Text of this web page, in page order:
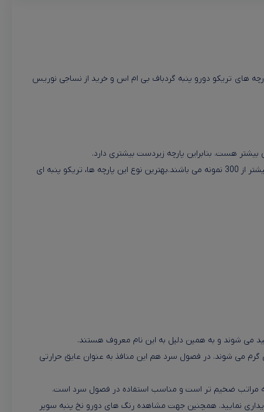
های تریکو دورو پنبه گردباف بی ام اس و خرید از نساجی نوریس
هست. بنابراین پارچه زیردست بیشتری دارد.
منسوجاتی که در حال حاضر در بازار موجودند دارای تنوع زیادی هستند. یکی از این منسوجات پرکاربرد پارچه های تریکو یا پنبه دورو هستند که دارای بیشتر از 300 نمونه می باشند.بهترین نوع این پارچه ها، تریکو پنبه ای
می شوند و به همین دلیل به این نام معروف هستند.
گرم می شوند. در فصول سرد هم این منافذ به عنوان عایق حرارتی
به مراتب ضخیم تر است و مناسب استفاده در فصول سرد است.
نمایید. همچنین جهت مشاهده رنگ های دورو نخ پنبه سوپر